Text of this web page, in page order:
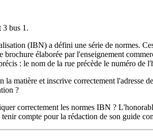
3 bus 1.
(IBN) a défini une série de normes.
brochure élaborée par l'enseignement
: le nom de la rue précède le numéro de
et inscrive correctement l'adresse
?
correctement les normes IBN ?
compte pour la rédaction de son guide